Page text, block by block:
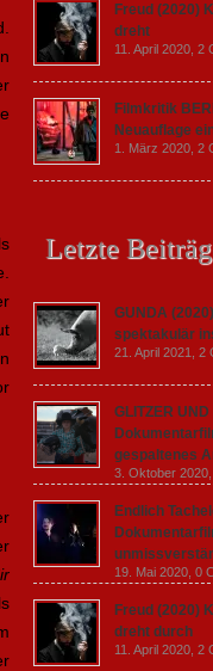
Freud (2020)
dreht
11. April 2020, 2
Filmkritik
Neuauflage
1. März 2020, 2
Letzte
GUNDA
spektakulär
21. April 2021, 2
GLITZER
gespaltenes
3. Oktober 2020,
Endlich
19. Mai 2020, 0
Freud (2020)
dreht durch
11. April 2020, 2